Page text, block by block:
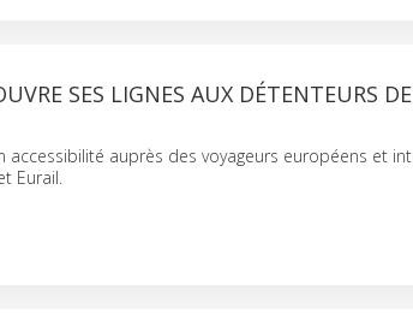
SES LIGNES AUX DÉTENTEURS
accessibilité auprès des voyageurs européens et
Eurail.